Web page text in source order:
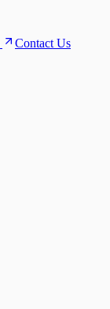
Contact Us